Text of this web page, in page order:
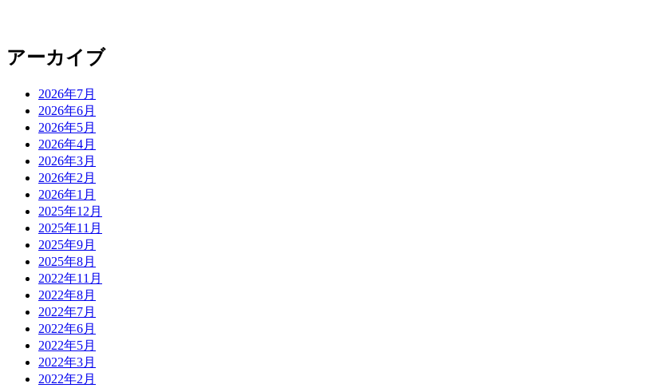
アーカイブ
2026年7月
2026年6月
2026年5月
2026年4月
2026年3月
2026年2月
2026年1月
2025年12月
2025年11月
2025年9月
2025年8月
2022年11月
2022年8月
2022年7月
2022年6月
2022年5月
2022年3月
2022年2月